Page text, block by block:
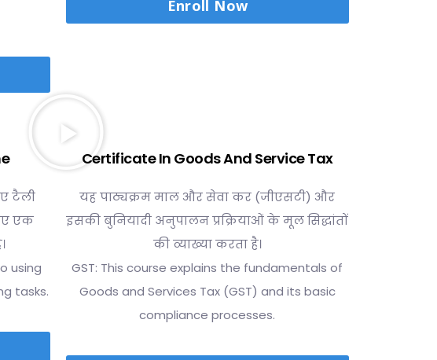
Enroll Now
टैली
एक
using
tasks.
Certificate In Goods And Service Tax
यह पाठ्यक्रम माल और सेवा कर (जीएसटी) और
इसकी बुनियादी अनुपालन प्रक्रियाओं के मूल सिद्धांतों
की व्याख्या करता है।
GST: This course explains the fundamentals of
Goods and Services Tax (GST) and its basic
compliance processes.